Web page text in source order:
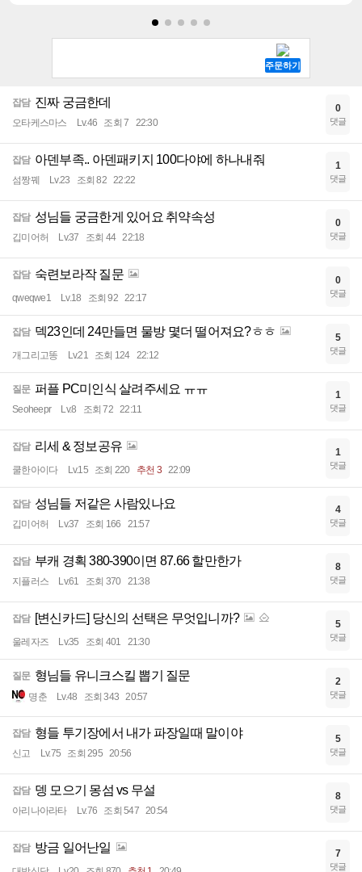
잡담 진짜 궁금한데
오타케스마스 Lv.46 조회 7 22:30
0
댓글
잡담 아덴부족.. 아덴패키지 100다야에 하나내줘
섬짱꿰 Lv.23 조회 82 22:22
1
댓글
잡담 성님들 궁금한게 있어요 취약속성
깁미어허 Lv.37 조회 44 22:18
0
댓글
잡담 숙련보라작 질문
qweqwe1 Lv.18 조회 92 22:17
0
댓글
잡담 덱23인데 24만들면 물방 몇더 떨어져요?ㅎㅎ
개그리고똥 Lv.21 조회 124 22:12
5
댓글
질문 퍼플 PC미인식 살려주세요 ㅠㅠ
Seoheepr Lv.8 조회 72 22:11
1
댓글
잡담 리세 & 정보공유
쿨한아이다 Lv.15 조회 220 추천 3 22:09
1
댓글
잡담 성님들 저같은 사람있나요
깁미어허 Lv.37 조회 166 21:57
4
댓글
잡담 부캐 경획 380-390이면 87.66 할만한가
지플러스 Lv.61 조회 370 21:38
8
댓글
잡담 [변신카드] 당신의 선택은 무엇입니까?
울레자즈 Lv.35 조회 401 21:30
5
댓글
질문 형님들 유니크스킬 뽑기 질문
명춘 Lv.48 조회 343 20:57
2
댓글
잡담 형들 투기장에서 내가 파장일때 말이야
신고 Lv.75 조회 295 20:56
5
댓글
잡담 뎅 모으기 몽섬 vs 무설
아리나아라타 Lv.76 조회 547 20:54
8
댓글
잡담 방금 일어난일 7
댓글